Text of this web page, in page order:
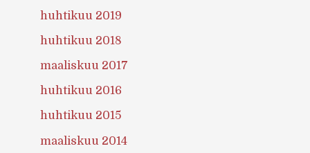
huhtikuu 2019
huhtikuu 2018
maaliskuu 2017
huhtikuu 2016
huhtikuu 2015
maaliskuu 2014